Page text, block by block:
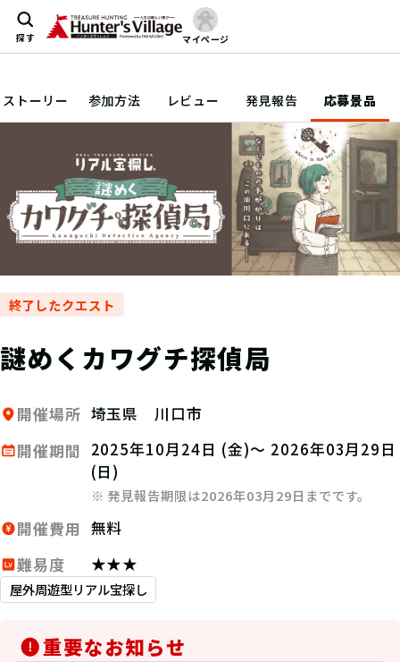
探す マイページ
ストーリー 参加方法 レビュー 発見報告 応募景品
終了したクエスト
謎めくカワグチ探偵局
開催場所 埼玉県 川口市
開催期間
2025年10月24日 (金)～ 2026年03月29日
(日)
※ 発見報告期限は2026年03月29日までです。
開催費用 無料
難易度
★★★
屋外周遊型リアル宝探し
重要なお知らせ